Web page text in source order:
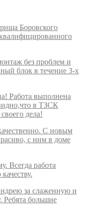
Боровского
без проблем и
блок в течение 3-х
Работа выполнена
в ТЗСК
дела!
С новым
с ним в доме
Всегда работа
за слаженную и
Ребята большие